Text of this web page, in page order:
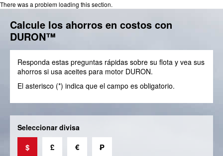
There was a problem loading this section.
Calcule los ahorros en costos con
DURON™
Responda estas preguntas rápidas sobre su flota y vea sus
ahorros si usa aceites para motor DURON.
El asterisco (*) indica que el campo es obligatorio.
Seleccionar divisa
$ £ € ₱